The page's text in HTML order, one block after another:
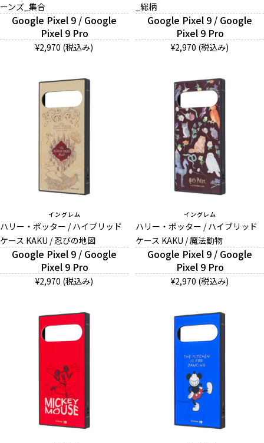
ーンズ_集合
Google Pixel 9 / Google
Pixel 9 Pro
¥2,970 (税込み)
_総柄
Google Pixel 9 / Google
Pixel 9 Pro
¥2,970 (税込み)
イングレム
ハリー・ポッター / ハイブリッド
ケース KAKU / 忍びの地図
Google Pixel 9 / Google
Pixel 9 Pro
¥2,970 (税込み)
イングレム
ハリー・ポッター / ハイブリッド
ケース KAKU / 魔法動物
Google Pixel 9 / Google
Pixel 9 Pro
¥2,970 (税込み)